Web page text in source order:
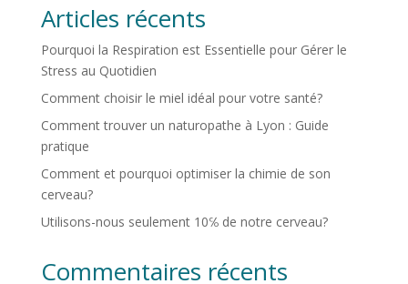
Articles récents
Pourquoi la Respiration est Essentielle pour Gérer le
Stress au Quotidien
Comment choisir le miel idéal pour votre santé?
Comment trouver un naturopathe à Lyon : Guide
pratique
Comment et pourquoi optimiser la chimie de son
cerveau?
Utilisons-nous seulement 10℅ de notre cerveau?
Commentaires récents